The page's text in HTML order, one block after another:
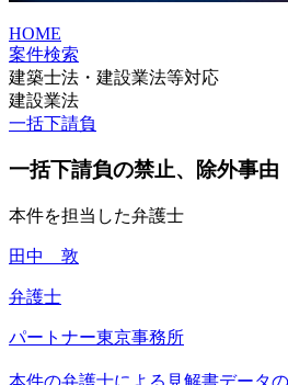
HOME
案件検索
建築士法・建設業法等対応
建設業法
一括下請負
一括下請負の禁止、除外事由
本件を担当した弁護士
田中 敦
弁護士
パートナー東京事務所
本件の弁護士による見解書データの